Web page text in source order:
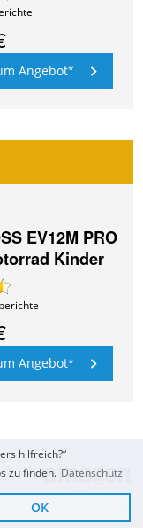
Sofort Lieferbar
Angebot
EV12M PRO
Kinder
Angebot
hilfreich?“
zu finden. Datenschutz
OK